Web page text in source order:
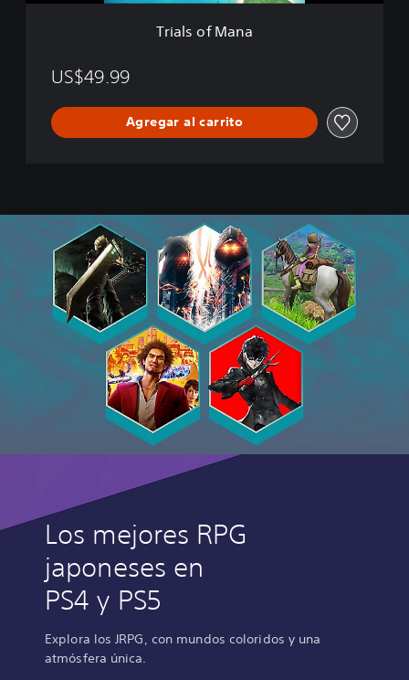
Trials of Mana
US$49.99
Agregar al carrito
Los mejores RPG
japoneses en
PS4 y PS5
Explora los JRPG, con mundos coloridos y una
atmósfera única.